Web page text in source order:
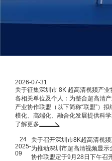
2026-07-31
关于征集深圳市 8K 超高清视频产
各相关单位及个人：为整合超高清
产业协作联盟（以下简称“联盟”）
模化、高端化、融合化发展提供科
家，具体事项通知如下：
了解更多
01/ 03
24
2025-
09
关于召开深圳市8K超高清视
为推动深圳市超高清视频显
协作联盟定于9月28日下午召